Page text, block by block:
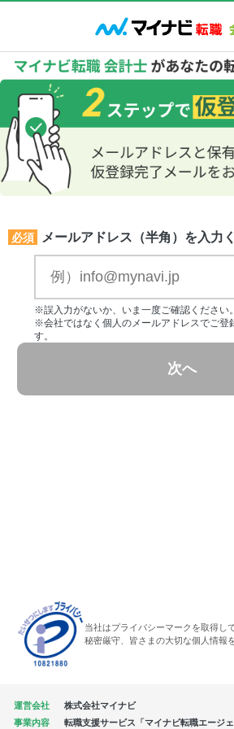
必須 メールアドレス（半角）を入力
※誤入力がないか、いま一度ご確認ください。
※会社ではなく個人のメールアドレスでご登
す。
次へ
当社はプライバシーマークを取得し
秘密厳守、皆さまの大切な個人情報
運営会社
株式会社マイナビ
事業内容
転職支援サービス「マイナビ転職エージ